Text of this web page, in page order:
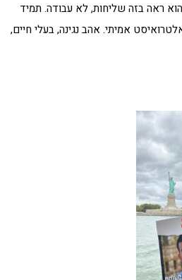
ראה בזה שליחות, לא עבודה. תמיד
אמיתי. אהב נגינה, בעלי חיים,